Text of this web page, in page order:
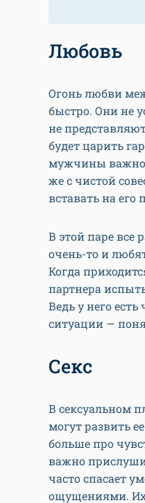
Любовь
Огонь любви
быстро. Они не
не
будет царить
мужчины важно
же с чистой
вставать на его
В этой паре все
очень-то и
Когда
партнера
Ведь у него
ситуации —
Секс
В сексуальном
могут развить
больше про
важно
часто спасает
ощущениями. Их